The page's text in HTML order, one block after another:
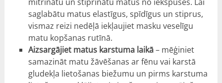
saglabātu matus elastīgus, spīdīgus un stiprus,
vismaz reizi nedēļā iekļaujiet masku veselīgu
matu kopšanas rutīnā.
Aizsargājiet matus karstuma laikā– mēģiniet
samazināt matu žāvēšanas ar fēnu vai karstā
gludekļa lietošanas biežumu un pirms karstuma